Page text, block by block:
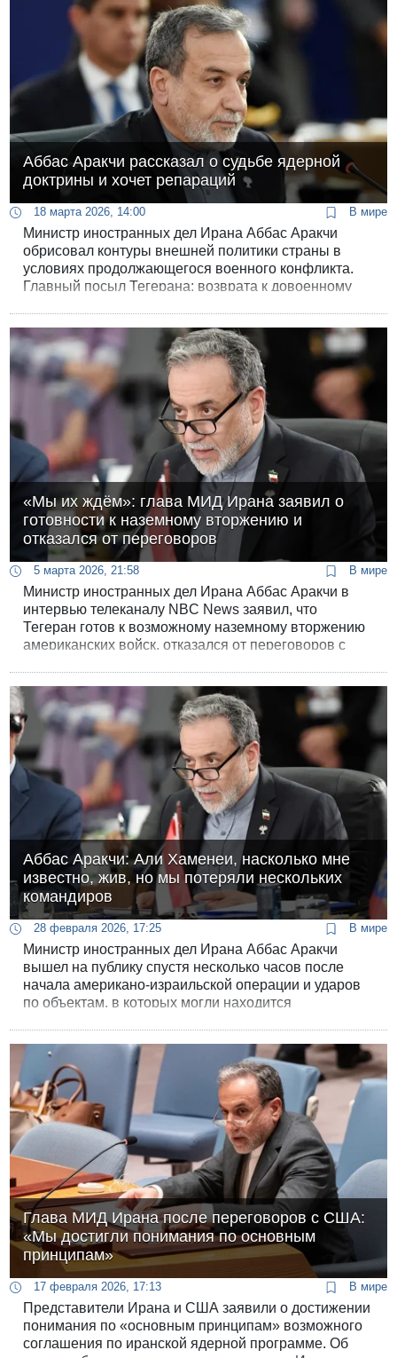
Аббас Аракчи рассказал о судьбе ядерной
доктрины и хочет репараций
18 марта 2026, 14:00 В мире
Министр иностранных дел Ирана Аббас Аракчи
обрисовал контуры внешней политики страны в
условиях продолжающегося военного конфликта.
Главный посыл Тегерана: возврата к довоенному
«Мы их ждём»: глава МИД Ирана заявил о
готовности к наземному вторжению и
отказался от переговоров
5 марта 2026, 21:58 В мире
Министр иностранных дел Ирана Аббас Аракчи в
интервью телеканалу NBC News заявил, что
Тегеран готов к возможному наземному вторжению
американских войск, отказался от переговоров с
Аббас Аракчи: Али Хаменеи, насколько мне
известно, жив, но мы потеряли нескольких
командиров
28 февраля 2026, 17:25 В мире
Министр иностранных дел Ирана Аббас Аракчи
вышел на публику спустя несколько часов после
начала американо-израильской операции и ударов
по объектам, в которых могли находится
Глава МИД Ирана после переговоров с США:
«Мы достигли понимания по основным
принципам»
17 февраля 2026, 17:13 В мире
Представители Ирана и США заявили о достижении
понимания по «основным принципам» возможного
соглашения по иранской ядерной программе. Об